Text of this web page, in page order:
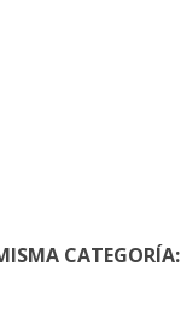
CATEGORÍA: